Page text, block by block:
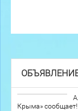
Крыма» сообщает!